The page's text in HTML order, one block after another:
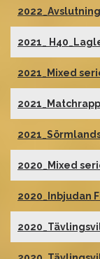
2021_
2021_Mixed
2020_Mixed
2020_Inbjudan